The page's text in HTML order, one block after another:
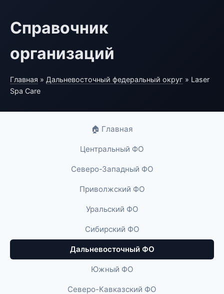
Справочник
организаций
Главная » Дальневосточный федеральный округ » Laser
Spa Care
🏠 Главная
Центральный ФО
Северо-Западный ФО
Приволжский ФО
Уральский ФО
Сибирский ФО
Дальневосточный ФО
Южный ФО
Северо-Кавказский ФО